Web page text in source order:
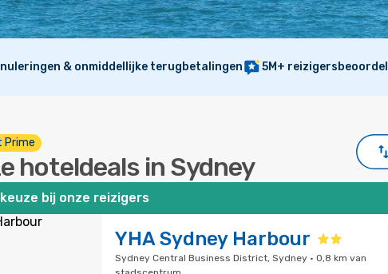
& onmiddellijke terugbetalingen 5M+
Prime
hoteldeals in Sydney
bij onze reizigers
YHA Sydney Harbour
Sydney Central Business District, Sydney · 0,8 km van